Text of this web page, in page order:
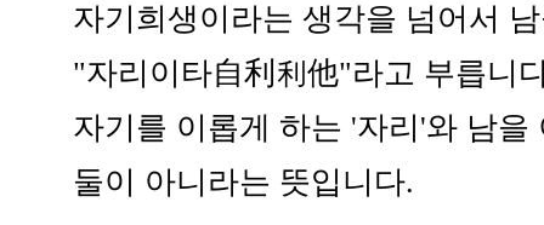
자기희생이라는 생각을 넘어서
"자리이타自利利他"라고 부릅니
자기를 이롭게 하는 '자리'와 남을
둘이 아니라는 뜻입니다.